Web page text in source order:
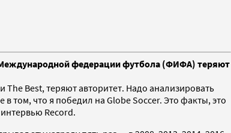
Международной федерации футбола (ФИФА) теряют
Best, теряют авторитет. Надо анализировать
том, что я победил на Globe Soccer. Это факты, это
Record.